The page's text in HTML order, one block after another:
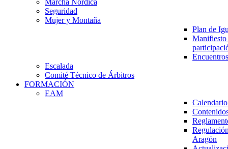
Marcha Nórdica
Seguridad
Mujer y Montaña
Plan de
Escalada
Comité Técnico de Árbitros
FORMACIÓN
EAM
Aragón